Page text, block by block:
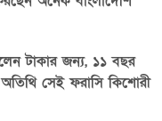
ও স্ট্রবেরি
সৃষ্টি করতে পারে।
উত্তপ্ত হয়ে
হৃদ্‌যন্ত্র ও
টাকার জন্য, ১১ বছর
সেই ফরাসি কিশোরী